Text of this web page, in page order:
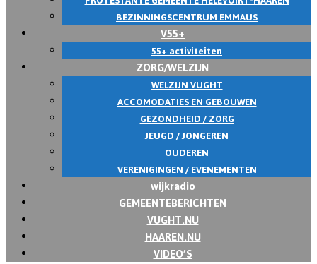
BEZINNINGSCENTRUM EMMAUS
V55+
55+ activiteiten
ZORG/WELZIJN
WELZIJN VUGHT
ACCOMODATIES EN GEBOUWEN
GEZONDHEID / ZORG
JEUGD / JONGEREN
OUDEREN
VERENIGINGEN / EVENEMENTEN
wijkradio
GEMEENTEBERICHTEN
VUGHT.NU
HAAREN.NU
VIDEO’S